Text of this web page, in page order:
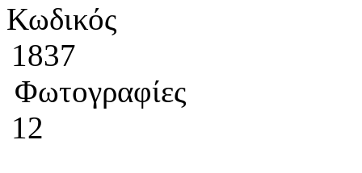
Κωδικός
1837
Φωτογραφίες
12